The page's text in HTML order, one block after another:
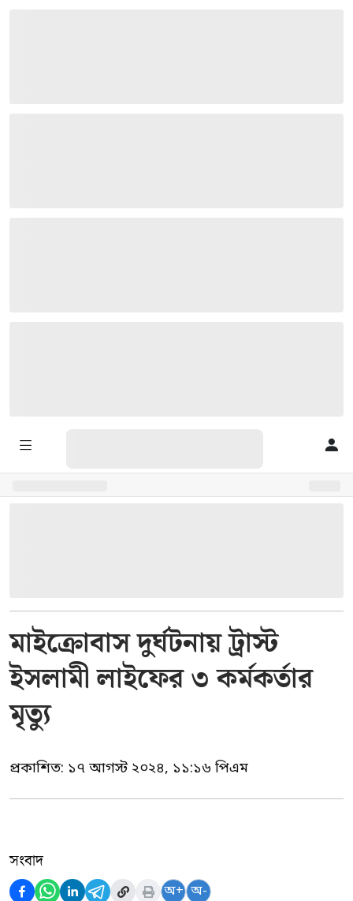
মাইক্রোবাস দুর্ঘটনায় ট্রাস্ট
ইসলামী লাইফের ৩ কর্মকর্তার
মৃত্যু
প্রকাশিত: ১৭ আগস্ট ২০২৪, ১১:১৬ পিএম
সংবাদ
অ+ অ-